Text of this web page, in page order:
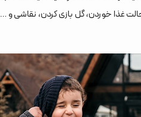
غذا خوردن، گل بازی کردن، نقاشی و …